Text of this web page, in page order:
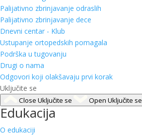
Palijativno zbrinjavanje odraslih
Palijativno zbrinjavanje dece
Dnevni centar - Klub
Ustupanje ortopedskih pomagala
Podrška u tugovanju
Drugi o nama
Odgovori koji olakšavaju prvi korak
Uključite se
Close Uključite se Open Uključite se
Edukacija
O edukaciji